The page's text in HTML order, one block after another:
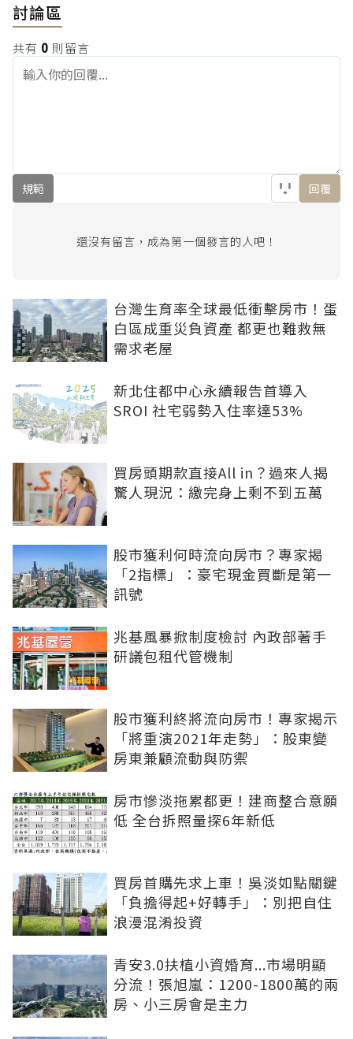
討論區
共有 0 則留言
規範 回覆
還沒有留言，成為第一個發言的人吧！
台灣生育率全球最低衝擊房市！蛋
白區成重災負資產 都更也難救無
需求老屋
新北住都中心永續報告首導入
SROI 社宅弱勢入住率達53%
買房頭期款直接All in？過來人揭
驚人現況：繳完身上剩不到五萬
股市獲利何時流向房市？專家揭
「2指標」：豪宅現金買斷是第一
訊號
兆基風暴掀制度檢討 內政部著手
研議包租代管機制
股市獲利終將流向房市！專家揭示
「將重演2021年走勢」：股東變
房東兼顧流動與防禦
房市慘淡拖累都更！建商整合意願
低 全台拆照量探6年新低
買房首購先求上車！吳淡如點關鍵
「負擔得起+好轉手」：別把自住
浪漫混淆投資
青安3.0扶植小資婚育...市場明顯
分流！張旭嵐：1200-1800萬的兩
房、小三房會是主力